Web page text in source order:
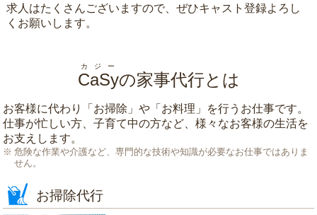
求人はたくさんございますので、ぜひキャスト登録よろし
くお願いします。
CaSy
カジー
の家事代行とは
お客様に代わり「 お掃除 」や「 お料理 」を行うお仕事です。
仕事が忙しい方、子育て中の方など、様々なお客様の生活を
お支えします。
危険な作業や介護など、専門的な技術や知識が必要なお仕事ではありま
せん。
お掃除代行